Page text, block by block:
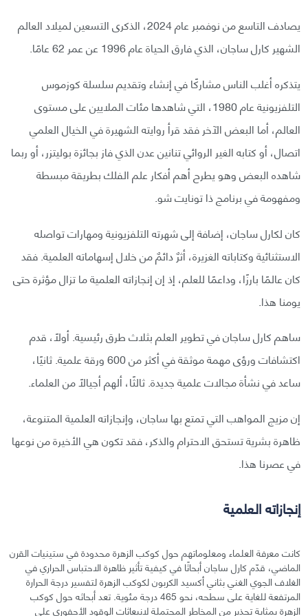
يصادف التاسع من نوفمبر عام 2024، الذكرى التسعين لميلاد العالم
الشهير كارل ساجان، الذي فارق الحياة عام 1996 عن عمر 62 عامًا.
يتذكره أغلب الناس مشاركًا في إنشاء وتقديم سلسلة كوزموس
التلفزيونية عام 1980، التي شاهدها مئات الملايين على مستوى
العالم، أما البعض الآخر فقد قرأ روايته الشهيرة في الخيال العلمي
اتصال، أو كتابه الغير الروائي تنانين عدن الذي فاز بجائزة بوليتزر، أو ربما
شاهده البعض وهو يطرح أهم أفكار علم الفلك بطريقة مبسطة
ومفهومة في برنامج ذا تونايت شو.
كان لكارل ساجان، إضافة إلى شهرته التلفزيونية ومهارات تواصله
الاستثنائية وكتاباته الغزيرة، أثرٌ دائمٌ من خلال إسهاماته العلمية. فقد
كان عالمًا بارزًا، وداعمًا للعلم، إذ إن إنجازاته العلمية ما تزال مؤثرة حتى
يومنا هذا.
ساهم كارل ساجان في تطوير العلم بثلاث طرق رئيسية. أولًا، قدم
اكتشافات ورؤى مهمة موثقة في أكثر من 600 ورقة علمية. ثانيًا،
ساعد في نشأة مجالات علمية جديدة. ثالثًا، ألهم أجيالًا من العلماء.
إن مزيج المواهب التي تمتع بها ساجان، وإنجازاته العلمية المتنوعة،
ظاهرة بشرية تستحق الاحترام والذكر، فقد تكون هي الأخيرة من نوعها
في عصرنا هذا.
إنجازاته العلمية
كانت معرفة العلماء ومعلوماتهم حول كوكب الزهرة محدودة في ستينيات القرن
الماضي، قدّم كارل ساجان أبحاثًا في كيفية تأثير ظاهرة الاحتباس الحراري في
الغلاف الجوي الغني بثاني أكسيد الكربون لكوكب الزهرة لتفسير درجة الحرارة
المرتفعة للغاية على سطحه، نحو 465 درجة مئوية. تعد أبحاثه حول كوكب
الزهرة بمثابة تحذير من المخاطر المحتملة لانبعاثات الوقود الأحفوري على